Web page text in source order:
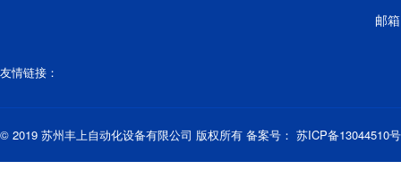
邮
友情链接：
© 2019 苏州丰上自动化设备有限公司 版权所有 备案号： 苏ICP备13044510